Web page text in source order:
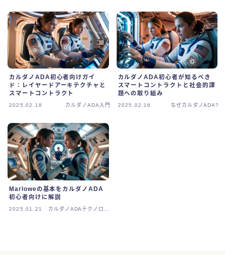
カルダノADA_Tips
カルダノADAテクノロジー
カルダノADAビジョン
カルダノADAニュース
カルダノADA初心者向けガイ
ド：レイヤードアーキテクチャと
スマートコントラクト
2025.02.18 カルダノADA入門
カルダノADA初心者が知るべき
スマートコントラクトと社会的課
題への取り組み
2025.02.16 なぜカルダノADA?
Marloweの基本をカルダノADA
初心者向けに解説
2025.01.21
カルダノADAテクノロジ